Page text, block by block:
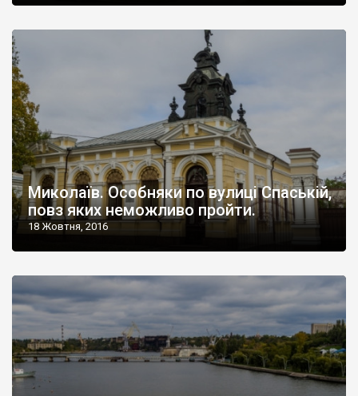
Миколаїв. Особняки по вулиці Спаській,
повз яких неможливо пройти.
18 Жовтня, 2016